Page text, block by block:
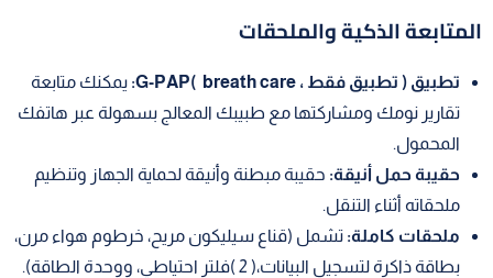
المتابعة الذكية والملحقات
تطبيق ( تطبيق فقط ، breath care )G-PAP:
يمكنك متابعة
تقارير نومك ومشاركتها مع طبيبك المعالج بسهولة عبر هاتفك
المحمول.
حقيبة حمل أنيقة: حقيبة مبطنة وأنيقة لحماية الجهاز وتنظيم
ملحقاته أثناء التنقل.
ملحقات كاملة: تشمل (قناع سيليكون مريح، خرطوم هواء مرن،
بطاقة ذاكرة لتسجيل البيانات،( 2 )فلتر احتياطي، ووحدة الطاقة).